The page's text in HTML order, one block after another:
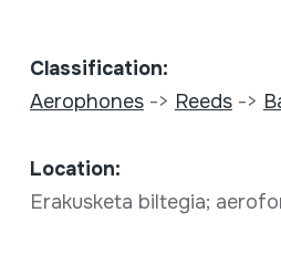
Classification:
Aerophones-> Reeds->
Location:
Erakusketa biltegia;